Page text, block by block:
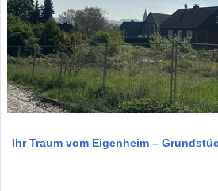
Ihr Traum vom Eigenheim –